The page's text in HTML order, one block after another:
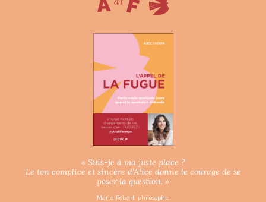
« Suis-je à ma juste place ?
Le ton complice et sincère d’Alice donne le courage de se
poser la question. »
Marie Robert, philosophe